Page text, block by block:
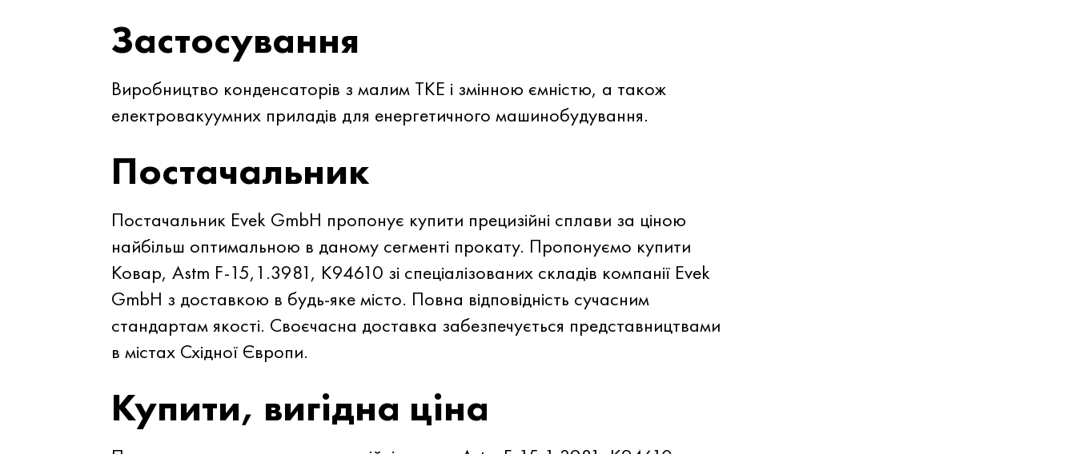
Застосування
Виробництво конденсаторів з малим TKE і змінною ємністю, а також
електровакуумних приладів для енергетичного машинобудування.
Постачальник
Постачальник Evek GmbH пропонує купити прецизійні сплави за ціною
найбільш оптимальною в даному сегменті прокату. Пропонуємо купити
Ковар, Astm F-15,1.3981, K94610 зі спеціалізованих складів компанії Evek
GmbH з доставкою в будь-яке місто. Повна відповідність сучасним
стандартам якості. Своєчасна доставка забезпечується представництвами
в містах Східної Європи.
Купити, вигідна ціна